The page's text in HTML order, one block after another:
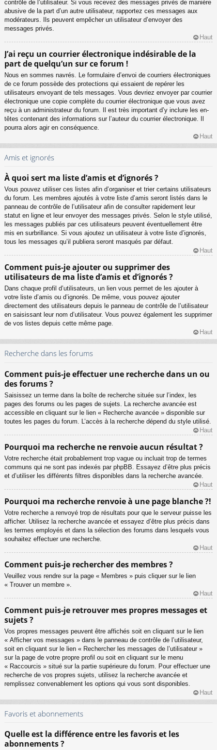
contrôle de l’utilisateur. Si vous recevez des messages privés de manière
abusive de la part d’un autre utilisateur, rapportez ces messages aux
modérateurs. Ils peuvent empêcher un utilisateur d’envoyer des
messages privés.
Haut
J’ai reçu un courrier électronique indésirable de la
part de quelqu’un sur ce forum !
Nous en sommes navrés. Le formulaire d’envoi de courriers électroniques
de ce forum possède des protections qui essaient de repérer les
utilisateurs envoyant de tels messages. Vous devriez envoyer par courrier
électronique une copie complète du courrier électronique que vous avez
reçu à un administrateur du forum. Il est très important d’y inclure les en-
têtes contenant des informations sur l’auteur du courrier électronique. Il
pourra alors agir en conséquence.
Haut
Amis et ignorés
À quoi sert ma liste d’amis et d’ignorés ?
Vous pouvez utiliser ces listes afin d’organiser et trier certains utilisateurs
du forum. Les membres ajoutés à votre liste d’amis seront listés dans le
panneau de contrôle de l’utilisateur afin de consulter rapidement leur
statut en ligne et leur envoyer des messages privés. Selon le style utilisé,
les messages publiés par ces utilisateurs peuvent éventuellement être
mis en surbrillance. Si vous ajoutez un utilisateur à votre liste d’ignorés,
tous les messages qu’il publiera seront masqués par défaut.
Haut
Comment puis-je ajouter ou supprimer des
utilisateurs de ma liste d’amis et d’ignorés ?
Dans chaque profil d’utilisateurs, un lien vous permet de les ajouter à
votre liste d’amis ou d’ignorés. De même, vous pouvez ajouter
directement des utilisateurs depuis le panneau de contrôle de l’utilisateur
en saisissant leur nom d’utilisateur. Vous pouvez également les supprimer
de vos listes depuis cette même page.
Haut
Recherche dans les forums
Comment puis-je effectuer une recherche dans un ou
des forums ?
Saisissez un terme dans la boîte de recherche située sur l’index, les
pages des forums ou les pages de sujets. La recherche avancée est
accessible en cliquant sur le lien « Recherche avancée » disponible sur
toutes les pages du forum. L’accès à la recherche dépend du style utilisé.
Haut
Pourquoi ma recherche ne renvoie aucun résultat ?
Votre recherche était probablement trop vague ou incluait trop de termes
communs qui ne sont pas indexés par phpBB. Essayez d’être plus précis
et d’utiliser les différents filtres disponibles dans la recherche avancée.
Haut
Pourquoi ma recherche renvoie à une page blanche ?!
Votre recherche a renvoyé trop de résultats pour que le serveur puisse les
afficher. Utilisez la recherche avancée et essayez d’être plus précis dans
les termes employés et dans la sélection des forums dans lesquels vous
souhaitez effectuer une recherche.
Haut
Comment puis-je rechercher des membres ?
Veuillez vous rendre sur la page « Membres » puis cliquer sur le lien
« Trouver un membre ».
Haut
Comment puis-je retrouver mes propres messages et
sujets ?
Vos propres messages peuvent être affichés soit en cliquant sur le lien
« Afficher vos messages » dans le panneau de contrôle de l’utilisateur,
soit en cliquant sur le lien « Rechercher les messages de l’utilisateur »
sur la page de votre propre profil ou soit en cliquant sur le menu
« Raccourcis » situé sur la partie supérieure du forum. Pour effectuer une
recherche de vos propres sujets, utilisez la recherche avancée et
remplissez convenablement les options qui vous sont disponibles.
Haut
Favoris et abonnements
Quelle est la différence entre les favoris et les
abonnements ?